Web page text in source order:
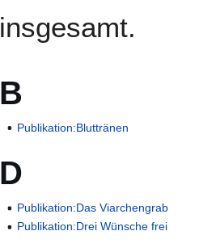
insgesamt.
B
Publikation:Bluttränen
D
Publikation:Das Viarchengrab
Publikation:Drei Wünsche frei